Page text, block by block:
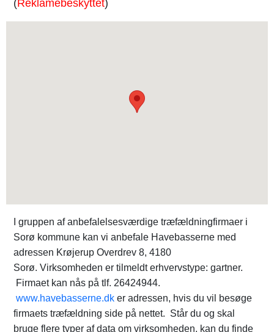
(Reklamebeskyttet)
I gruppen af anbefalelsesværdige træfældningfirmaer i
Sorø kommune kan vi anbefale Havebasserne med
adressen Krøjerup Overdrev 8, 4180
Sorø. Virksomheden er tilmeldt erhvervstype: gartner.
Firmaet kan nås på tlf. 26424944.
www.havebasserne.dk er adressen, hvis du vil besøge
firmaets træfældning side på nettet. Står du og skal
bruge flere typer af data om virksomheden, kan du finde